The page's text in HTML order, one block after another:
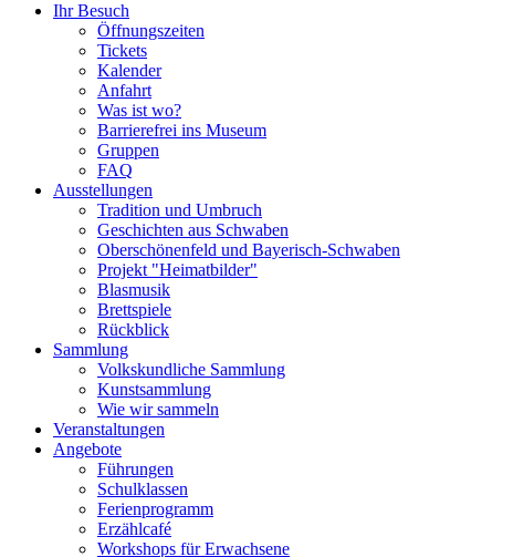
Ihr Besuch
Öffnungszeiten
Tickets
Kalender
Anfahrt
Was ist wo?
Barrierefrei ins Museum
Gruppen
FAQ
Ausstellungen
Tradition und Umbruch
Geschichten aus Schwaben
Oberschönenfeld und Bayerisch-Schwaben
Projekt "Heimatbilder"
Blasmusik
Brettspiele
Rückblick
Sammlung
Volkskundliche Sammlung
Kunstsammlung
Wie wir sammeln
Veranstaltungen
Angebote
Führungen
Schulklassen
Ferienprogramm
Erzählcafé
Workshops für Erwachsene